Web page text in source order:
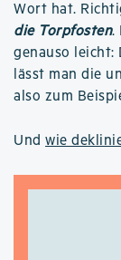
Wort hat.
die Torpfosten.
genauso leicht:
lässt man die
also zum
Und wie